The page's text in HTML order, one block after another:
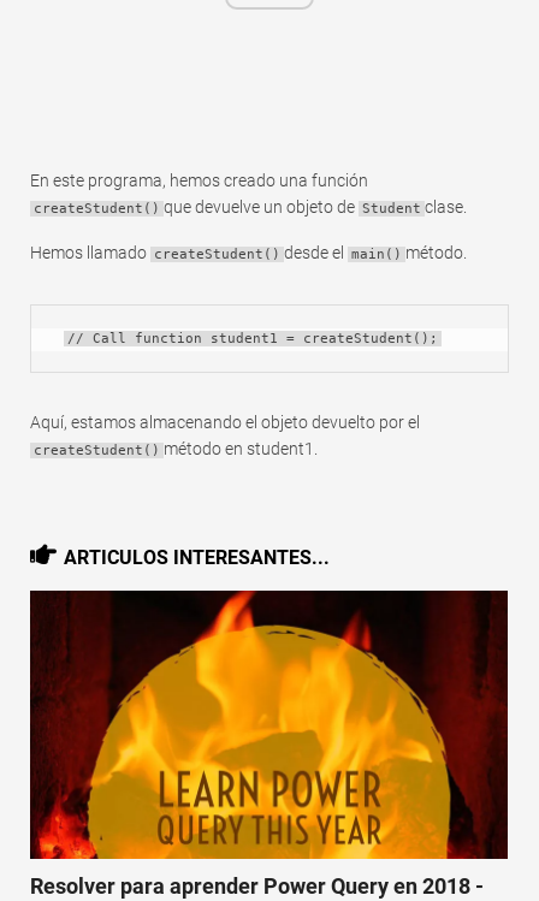
En este programa, hemos creado una función
createStudent() que devuelve un objeto de Student clase.
Hemos llamado createStudent() desde el main() método.
// Call function student1 = createStudent();
Aquí, estamos almacenando el objeto devuelto por el
createStudent() método en student1.
ARTICULOS INTERESANTES...
Resolver para aprender Power Query en 2018 -